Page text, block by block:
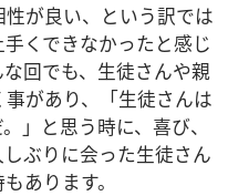
が良い、という訳では
くできなかったと感じ
回でも、生徒さんや親
があり、「生徒さんは
」と思う時に、喜び、
ぶりに会った生徒さん
あります。